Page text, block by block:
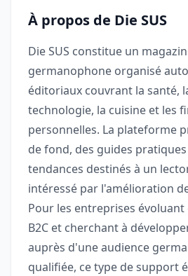
À propos de Die SUS
Die SUS constitue un
germanophone organisé
éditoriaux couvrant la santé,
technologie, la cuisine et les
personnelles. La plateforme
de fond, des guides
tendances destinés à un
intéressé par l'amélioration
Pour les entreprises évoluant
B2C et cherchant à
auprès d'une audience
qualifiée, ce type de support